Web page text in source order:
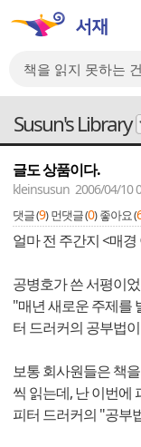
Susun's Library
글도 상품이다.
kleinsusun 2006/04/10
댓글 (9) 먼댓글 (0) 좋아요 (
얼마 전 주간지 <매
공병호가 쓴 서평이
"매년 새로운 주제를
터 드러커의 공부법
보통 회사원들은 책
씩 읽는데, 난 이번에
피터 드러커의 "공부